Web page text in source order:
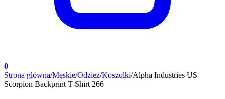
0
Strona główna/Męskie/Odzież/Koszulki/Alpha Industries US
Scorpion Backprint T-Shirt 266